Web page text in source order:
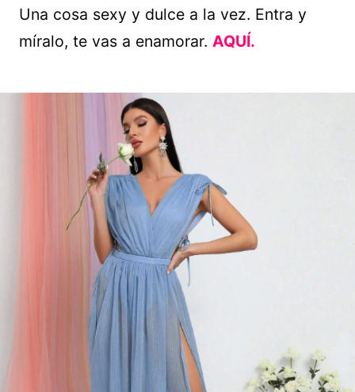
Una cosa sexy y dulce a la vez. Entra y
míralo, te vas a enamorar. AQUÍ.